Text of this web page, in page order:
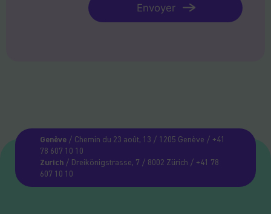
Envoyer
Genève/ Chemin du 23 août, 13 / 1205 Genève / +41
78 607 10 10
Zurich/ Dreikönigstrasse, 7 / 8002 Zürich / +41 78
607 10 10